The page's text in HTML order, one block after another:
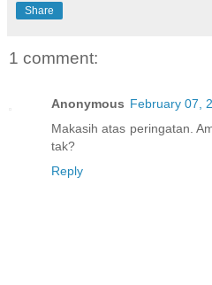
Share
1 comment:
Anonymous February 07,
Makasih atas peringatan.
tak?
Reply